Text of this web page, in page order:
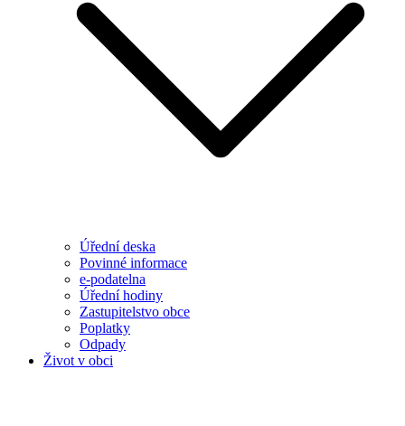
Úřední deska
Povinné informace
e-podatelna
Úřední hodiny
Zastupitelstvo obce
Poplatky
Odpady
Život v obci